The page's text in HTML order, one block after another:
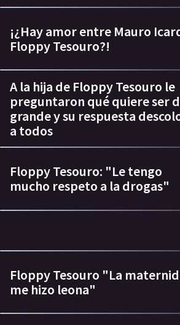
¡¿Hay amor entre Mauro
Floppy Tesouro?!
A la hija de Floppy Tesouro le
preguntaron qué quiere ser
grande y su respuesta
a todos
Floppy Tesouro: "Le tengo
mucho respeto a la drogas"
Floppy Tesouro "La
me hizo leona"